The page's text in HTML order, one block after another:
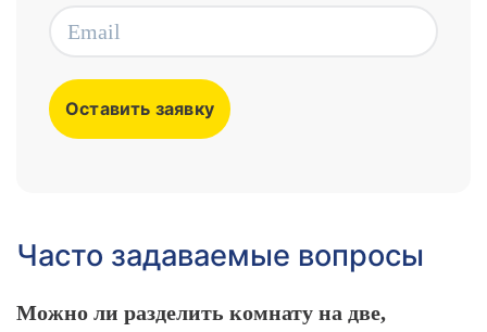
Часто задаваемые вопросы
Можно ли разделить комнату на две,